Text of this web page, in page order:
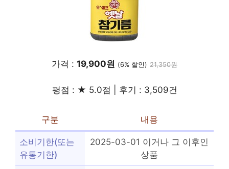
가격 : 19,900원 (6% 할인) 21,350원
평점 : ★ 5.0점 | 후기 : 3,509건
구분 내용
소비기한(또는
유통기한)
2025-03-01 이거나 그 이후인
상품